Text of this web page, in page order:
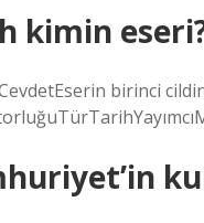
kimin
birinci